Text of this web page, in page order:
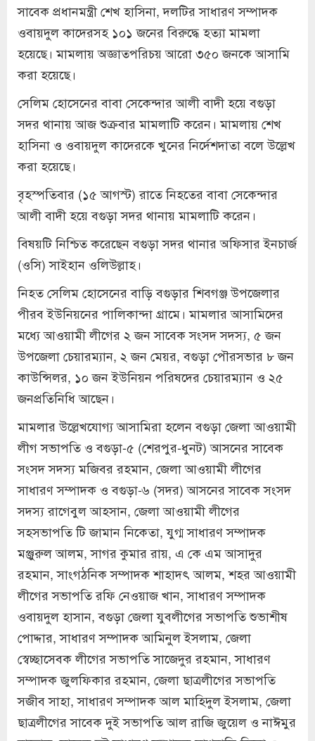
সাবেক প্রধানমন্ত্রী শেখ হাসিনা, দলটির সাধারণ সম্পাদক
ওবায়দুল কাদেরসহ ১০১ জনের বিরুদ্ধে হত্যা মামলা
হয়েছে। মামলায় অজ্ঞাতপরিচয় আরো ৩৫০ জনকে আসামি
করা হয়েছে।
সেলিম হোসেনের বাবা সেকেন্দার আলী বাদী হয়ে বগুড়া
সদর থানায় আজ শুক্রবার মামলাটি করেন। মামলায় শেখ
হাসিনা ও ওবায়দুল কাদেরকে খুনের নির্দেশদাতা বলে উল্লেখ
করা হয়েছে।
বৃহস্পতিবার (১৫ আগস্ট) রাতে নিহতের বাবা সেকেন্দার
আলী বাদী হয়ে বগুড়া সদর থানায় মামলাটি করেন।
বিষয়টি নিশ্চিত করেছেন বগুড়া সদর থানার অফিসার ইনচার্জ
(ওসি) সাইহান ওলিউল্লাহ।
নিহত সেলিম হোসেনের বাড়ি বগুড়ার শিবগঞ্জ উপজেলার
পীরব ইউনিয়নের পালিকান্দা গ্রামে। মামলার আসামিদের
মধ্যে আওয়ামী লীগের ২ জন সাবেক সংসদ সদস্য, ৫ জন
উপজেলা চেয়ারম্যান, ২ জন মেয়র, বগুড়া পৌরসভার ৮ জন
কাউন্সিলর, ১০ জন ইউনিয়ন পরিষদের চেয়ারম্যান ও ২৫
জনপ্রতিনিধি আছেন।
মামলার উল্লেখযোগ্য আসামিরা হলেন বগুড়া জেলা আওয়ামী
লীগ সভাপতি ও বগুড়া-৫ (শেরপুর-ধুনট) আসনের সাবেক
সংসদ সদস্য মজিবর রহমান, জেলা আওয়ামী লীগের
সাধারণ সম্পাদক ও বগুড়া-৬ (সদর) আসনের সাবেক সংসদ
সদস্য রাগেবুল আহসান, জেলা আওয়ামী লীগের
সহসভাপতি টি জামান নিকেতা, যুগ্ম সাধারণ সম্পাদক
মঞ্জুরুল আলম, সাগর কুমার রায়, এ কে এম আসাদুর
রহমান, সাংগঠনিক সম্পাদক শাহাদৎ আলম, শহর আওয়ামী
লীগের সভাপতি রফি নেওয়াজ খান, সাধারণ সম্পাদক
ওবায়দুল হাসান, বগুড়া জেলা যুবলীগের সভাপতি শুভাশীষ
পোদ্দার, সাধারণ সম্পাদক আমিনুল ইসলাম, জেলা
স্বেচ্ছাসেবক লীগের সভাপতি সাজেদুর রহমান, সাধারণ
সম্পাদক জুলফিকার রহমান, জেলা ছাত্রলীগের সভাপতি
সজীব সাহা, সাধারণ সম্পাদক আল মাহিদুল ইসলাম, জেলা
ছাত্রলীগের সাবেক দুই সভাপতি আল রাজি জুয়েল ও নাঈমুর